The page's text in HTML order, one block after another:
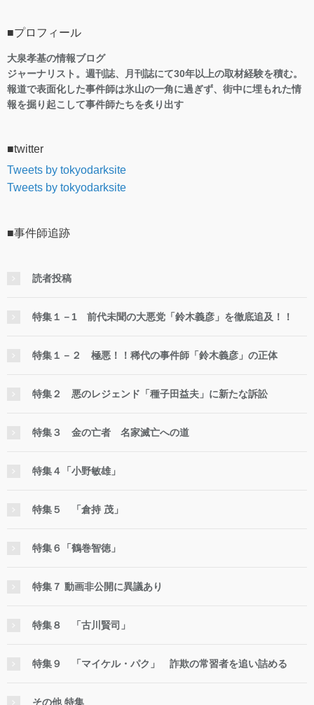
■プロフィール
大泉孝基の情報ブログ
ジャーナリスト。週刊誌、月刊誌にて30年以上の取材経験を積む。
報道で表面化した事件師は氷山の一角に過ぎず、街中に埋もれた情
報を掘り起こして事件師たちを炙り出す
■twitter
Tweets by tokyodarksite
Tweets by tokyodarksite
■事件師追跡
読者投稿
特集１－1 前代未聞の大悪党「鈴木義彦」を徹底追及！！
特集１－２ 極悪！！稀代の事件師「鈴木義彦」の正体
特集２ 悪のレジェンド「種子田益夫」に新たな訴訟
特集３ 金の亡者 名家滅亡への道
特集４「小野敏雄」
特集５ 「倉持 茂」
特集６「鶴巻智徳」
特集７ 動画非公開に異議あり
特集８ 「古川賢司」
特集９ 「マイケル・パク」 詐欺の常習者を追い詰める
その他 特集